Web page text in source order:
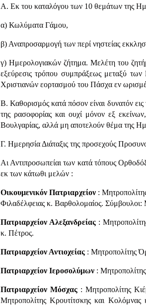
Α. Εκ του καταλόγου των 10 θεμάτων της
α) Κωλύματα Γάμου,
β) Αναπροσαρμογή των περί νηστείας
γ) Ημερολογιακών ζήτημα. Μελέτη του
εξεύρεσις τρόπου συμπράξεως μεταξύ
Χριστιανών εορτασμού του Πάσχα εν
Β. Καθορισμός κατά πόσον είναι δυνατόν
της ρασοφορίας και ουχί μόνον εξ
Βουλγαρίας, αλλά μη αποτελούν θέμα της
Γ. Ημερησία Διάταξις της προσεχούς
Αι Αντιπροσωπείαι των κατά τόπους
εκ των κάτωθι μελών :
Οικουμενικόν Πατριαρχείον :
Φιλαδέλφειας κ. Βαρθολομαίος.
Πατριαρχείον Αλεξανδρείας :
κ. Πέτρος.
Πατριαρχείον Αντιοχείας : Μητροπολίτης
Πατριαρχείον Ιεροσολύμων :
Πατριαρχείον Μόσχας : Μητροπολίτης
Μητροπολίτης Κρουτίτσκης και